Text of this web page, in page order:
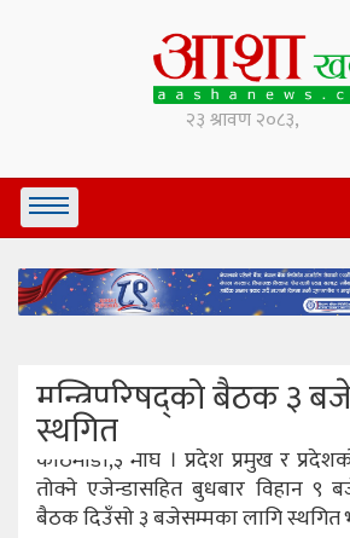
मन्त्रिपरिषद्को बैठक ३
स्थगित
काठमाडौं,३ माघ । प्रदेश प्रमुख र
तोक्ने एजेन्डासहित बुधबार विहान ९
बैठक दिउँसो ३ बजेसम्मका लागि